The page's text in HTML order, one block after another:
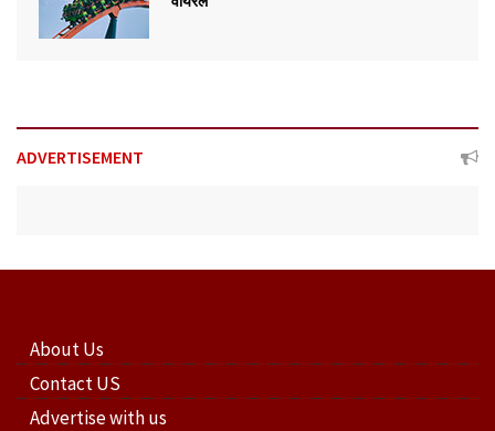
ADVERTISEMENT
About Us
Contact US
Advertise with us